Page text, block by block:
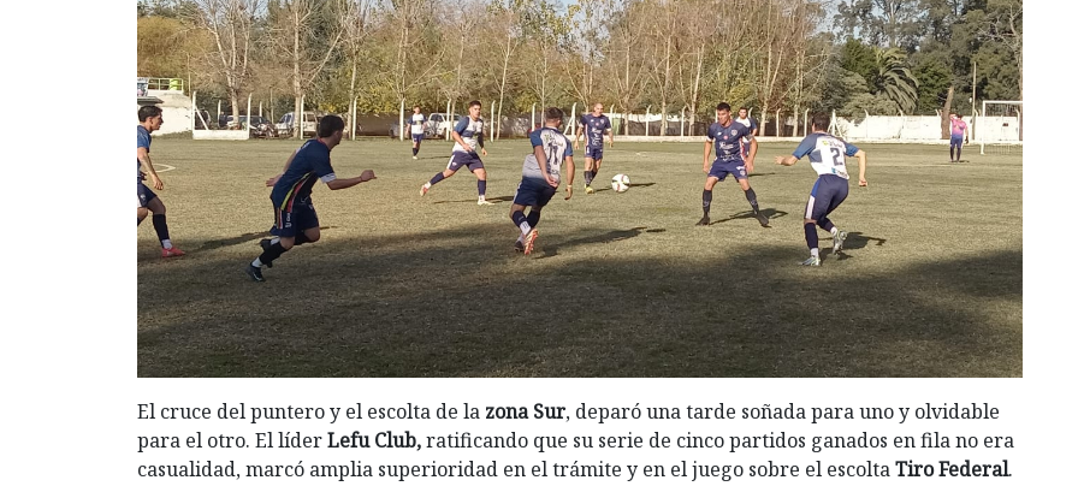
El cruce del puntero y el escolta de la zona Sur, deparó una tarde soñada para uno y olvidable
para el otro. El líderLefu Club,ratificando que su serie de cinco partidos ganados en fila no era
casualidad, marcó amplia superioridad en el trámite y en el juego sobre el escoltaTiro Federal.